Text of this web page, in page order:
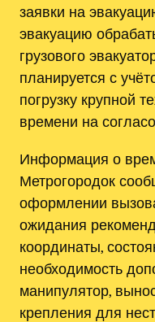
заявки на
эвакуацию
грузового
планируется с
погрузку крупной
времени на
Информация о
Метрогородок
оформлении
ожидания
координаты,
необходимость
манипулятор,
крепления для